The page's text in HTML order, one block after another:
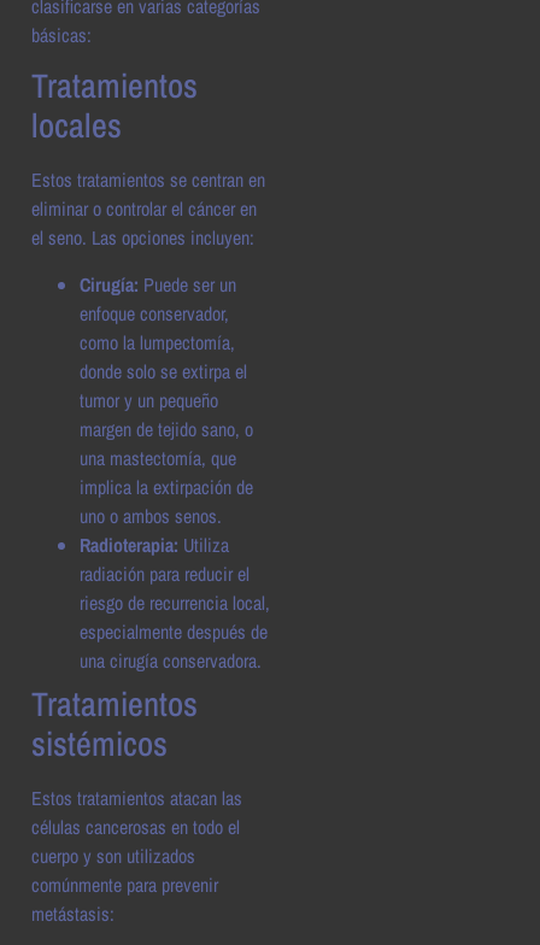
clasificarse en varias categorías
básicas:
Tratamientos
locales
Estos tratamientos se centran en
eliminar o controlar el cáncer en
el seno. Las opciones incluyen:
Cirugía: Puede ser un
enfoque conservador,
como la lumpectomía,
donde solo se extirpa el
tumor y un pequeño
margen de tejido sano, o
una mastectomía, que
implica la extirpación de
uno o ambos senos.
Radioterapia: Utiliza
radiación para reducir el
riesgo de recurrencia local,
especialmente después de
una cirugía conservadora.
Tratamientos
sistémicos
Estos tratamientos atacan las
células cancerosas en todo el
cuerpo y son utilizados
comúnmente para prevenir
metástasis: